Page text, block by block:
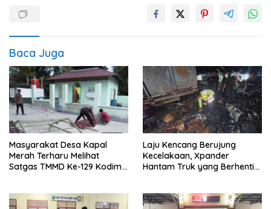
Baca Juga
Masyarakat Desa Kapal
Merah Terharu Melihat
Satgas TMMD Ke-129 Kodim
Mushollah Al Maghribi
Laju Kencang Berujung
Kecelakaan, Xpander
Hantam Truk yang Berhenti